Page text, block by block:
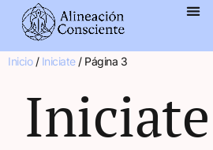
contenido
Inicio/ Iniciate/ Página 3
Iniciate